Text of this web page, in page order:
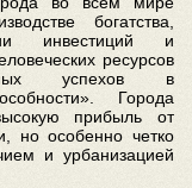
богатства,
инвестиций и
ресурсов
успехов в
Города
прибыль от
но особенно четко
и урбанизацией